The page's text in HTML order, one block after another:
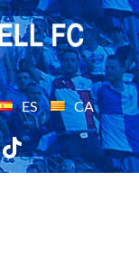
ES CA